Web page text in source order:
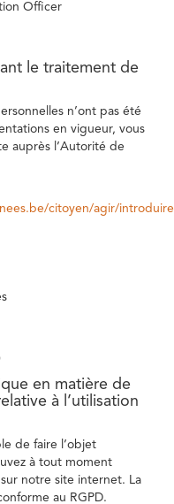
Officer
le traitement de
n’ont pas été
en vigueur, vous
auprès l’Autorité de
citoyen/agir/
en matière de
à l’utilisation
de faire l’objet
à tout moment
notre site internet. La
au RGPD.